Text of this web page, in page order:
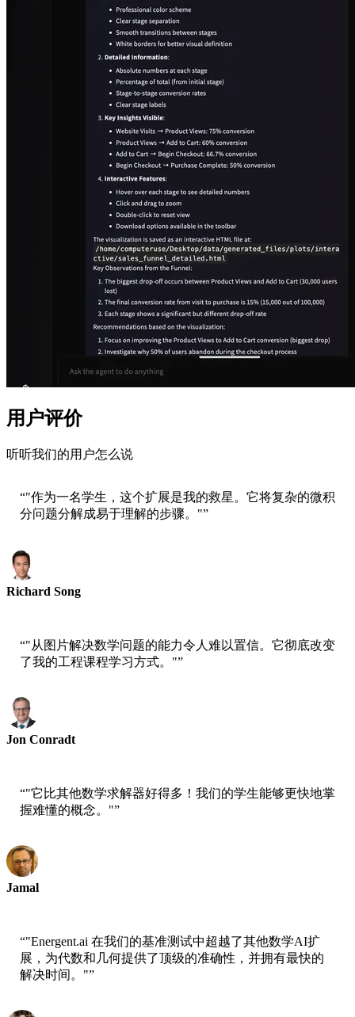
用户评价
听听我们的用户怎么说
“"作为一名学生，这个扩展是我的救星。它将复杂的微积
分问题分解成易于理解的步骤。"”
Richard Song
“"从图片解决数学问题的能力令人难以置信。它彻底改变
了我的工程课程学习方式。"”
Jon Conradt
“"它比其他数学求解器好得多！我们的学生能够更快地掌
握难懂的概念。"”
Jamal
“"Energent.ai 在我们的基准测试中超越了其他数学AI扩
展，为代数和几何提供了顶级的准确性，并拥有最快的
解决时间。"”